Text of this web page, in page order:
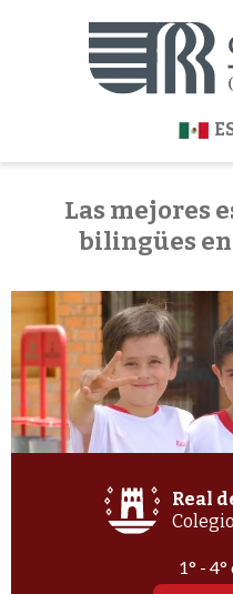
Las mejores
bilingües en
Real
1° -